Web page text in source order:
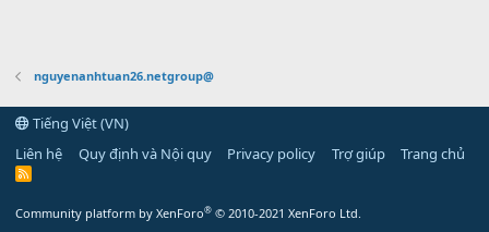
nguyenanhtuan26.netgroup@
Tiếng Việt (VN)
Liên hệ
Quy định và Nội quy Privacy policy Trợ giúp Trang chủ
R
Community platform by XenForo® © 2010-2021 XenForo Ltd.